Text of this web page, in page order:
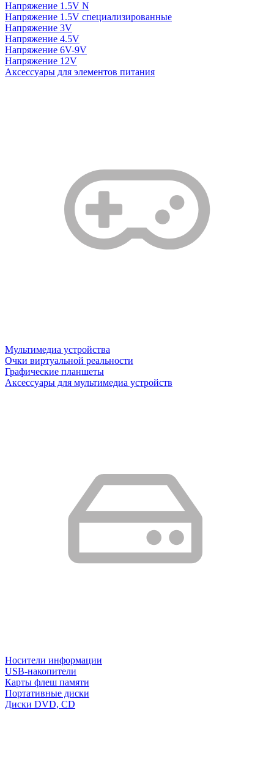
Напряжение 1.5V N
Напряжение 1.5V специализированные
Напряжение 3V
Напряжение 4.5V
Напряжение 6V-9V
Напряжение 12V
Аксессуары для элементов питания
Мультимедиа устройства
Очки виртуальной реальности
Графические планшеты
Аксессуары для мультимедиа устройств
Носители информации
USB-накопители
Карты флеш памяти
Портативные диски
Диски DVD, CD